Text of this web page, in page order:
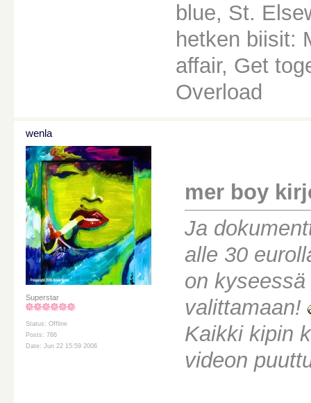
blue, St.
hetken biisit:
affair, Get
Overload
wenla
Superstar
Status: Offline
Posts: 766
Date: Jun 22 15:59 2006
mer boy
Ja
alle 30
on
valittamaan!
Kaikki kipin
videon